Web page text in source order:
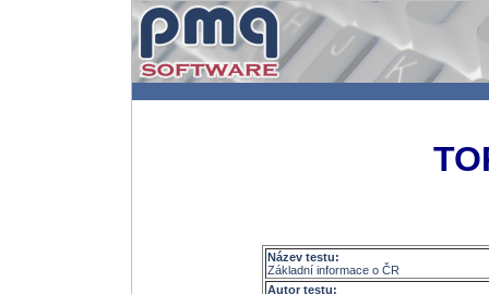
Název testu:
Základní informace o ČR
Autor testu: